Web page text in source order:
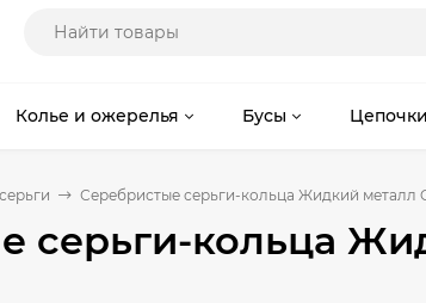
Колье и ожерелья Бусы Цепочки
Серебристые серьги-кольца Жидкий металл
серьги-кольца